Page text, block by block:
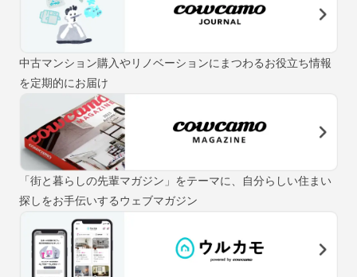
中古マンション購入やリノベーションにまつわるお役立ち情報
を定期的にお届け
「街と暮らしの先輩マガジン」をテーマに、自分らしい住まい
探しをお手伝いするウェブマガジン